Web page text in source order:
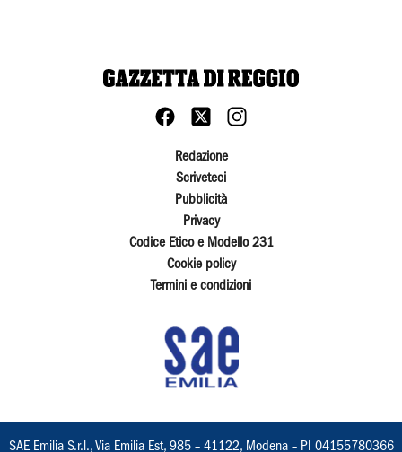
Redazione
Scriveteci
Pubblicità
Privacy
Codice Etico e Modello 231
Cookie policy
Termini e condizioni
SAE Emilia S.r.l., Via Emilia Est, 985 – 41122, Modena – PI 04155780366